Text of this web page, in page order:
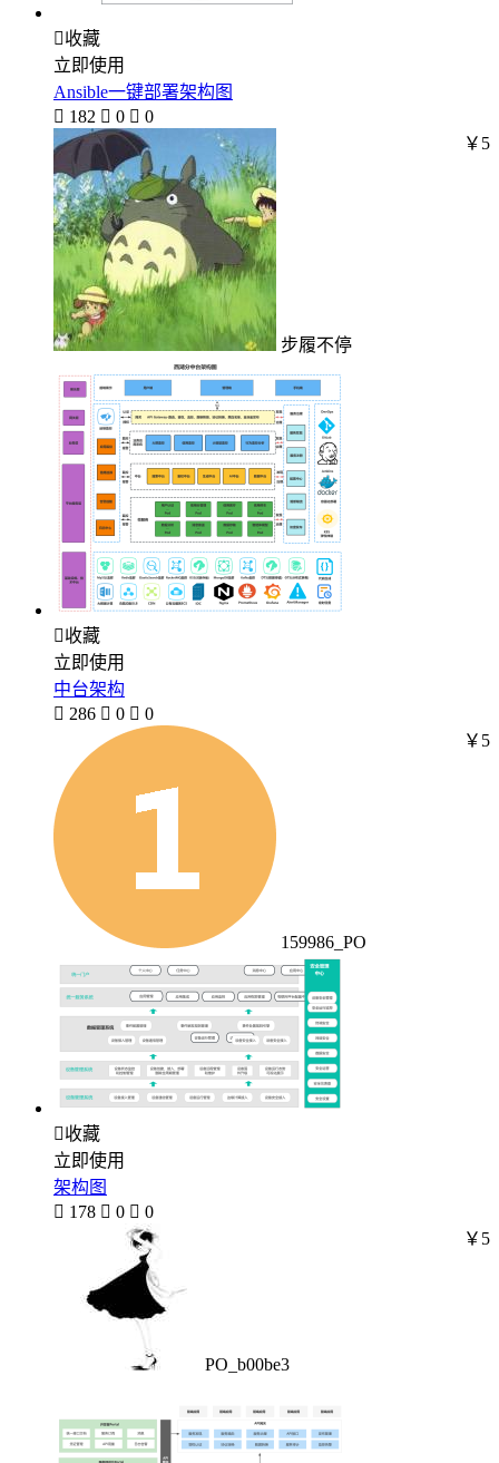
收藏
立即使用
Ansible一键部署架构图
 182  0  0
步履不停
￥5
收藏
立即使用
中台架构
 286  0  0
159986_PO
￥5
收藏
立即使用
架构图
 178  0  0
PO_b00be3
￥5